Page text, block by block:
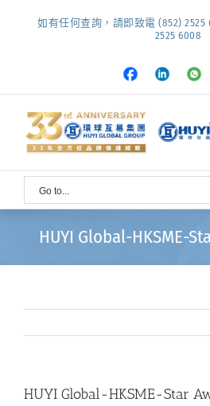
如有任何查詢，請即致電 (852) 2525
2525 6008
Facebook
Go to...
HUYI Global-HKSME-
HUYI Global-HKSME-Star